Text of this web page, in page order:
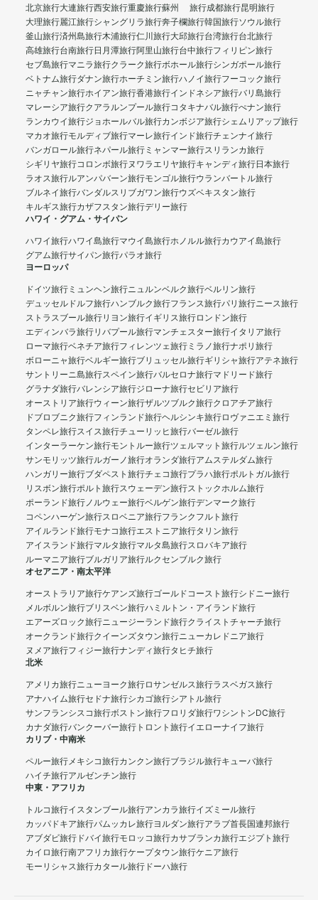
北京旅行大連旅行西安旅行重慶旅行蘇州 旅行成都旅行昆明旅行
大理旅行麗江旅行シャングリラ旅行奔子欄旅行韓国旅行ソウル旅行
釜山旅行済州島旅行木浦旅行仁川旅行大邱旅行台湾旅行台北旅行
高雄旅行台南旅行日月潭旅行阿里山旅行台中旅行フィリピン旅行
セブ島旅行マニラ旅行クラーク旅行ボホール旅行シンガポール旅行
ベトナム旅行ダナン旅行ホーチミン旅行ハノイ旅行フーコック旅行
ニャチャン旅行ホイアン旅行香港旅行インドネシア旅行バリ島旅行
マレーシア旅行クアラルンプール旅行コタキナバル旅行ぺナン旅行
ランカウイ旅行ジョホールバル旅行カンボジア旅行シェムリアップ旅行
マカオ旅行モルディブ旅行マーレ旅行インド旅行チェンナイ旅行
バンガロール旅行ネパール旅行 ミャンマー旅行スリランカ旅行
シギリヤ旅行コロンボ旅行ヌワラエリヤ旅行キャンディ旅行日本旅行
ラオス旅行ルアンパバーン旅行モンゴル旅行ウランバートル旅行
ブルネイ旅行バンダルスリブガワン旅行ウズベキスタン旅行
キルギス旅行カザフスタン旅行デリー旅行
ハワイ・グアム・サイパン
ハワイ旅行ハワイ島旅行マウイ島旅行ホノルル旅行カウアイ島旅行
グアム旅行サイパン旅行パラオ旅行
ヨーロッパ
ドイツ旅行 ミュンヘン旅行ニュルンベルク旅行ベルリン旅行
デュッセルドルフ旅行ハンブルク旅行フランス旅行パリ旅行ニース旅行
ストラスブール旅行リヨン旅行イギリス旅行ロンドン旅行
エディンバラ旅行リバプール旅行マンチェスター旅行イタリア旅行
ローマ旅行ベネチア旅行フィレンツェ旅行 ミラノ旅行ナポリ旅行
ボローニャ旅行ベルギー旅行ブリュッセル旅行ギリシャ旅行アテネ旅行
サントリーニ島旅行スペイン旅行バルセロナ旅行マドリード旅行
グラナダ旅行バレンシア旅行ジローナ旅行セビリア旅行
オーストリア旅行ウィーン旅行ザルツブルク旅行クロアチア旅行
ドブロブニク旅行フィンランド旅行ヘルシンキ旅行ロヴァニエミ旅行
タンペレ旅行スイス旅行チューリッヒ旅行バーゼル旅行
インターラーケン旅行モントルー旅行ツェルマット旅行ルツェルン旅行
サンモリッツ旅行ルガーノ旅行オランダ旅行アムステルダム旅行
ハンガリー旅行ブダペスト旅行チェコ旅行プラハ旅行ポルトガル旅行
リスボン旅行ポルト旅行スウェーデン旅行ストックホルム旅行
ポーランド旅行ノルウェー旅行ベルゲン旅行デンマーク旅行
コペンハーゲン旅行スロベニア旅行フランクフルト旅行
アイルランド旅行モナコ旅行エストニア旅行タリン旅行
アイスランド旅行マルタ旅行マルタ島旅行スロバキア旅行
ルーマニア旅行ブルガリア旅行ルクセンブルク旅行
オセアニア・南太平洋
オーストラリア旅行ケアンズ旅行ゴールドコースト旅行シドニー旅行
メルボルン旅行ブリスベン旅行ハミルトン・アイランド旅行
エアーズロック旅行ニュージーランド旅行クライストチャーチ旅行
オークランド旅行クイーンズタウン旅行ニューカレドニア旅行
ヌメア旅行フィジー旅行ナンディ旅行タヒチ旅行
北米
アメリカ旅行ニューヨーク旅行ロサンゼルス旅行ラスベガス旅行
アナハイム旅行セドナ旅行シカゴ旅行シアトル旅行
サンフランシスコ旅行ボストン旅行フロリダ旅行ワシントンDC旅行
カナダ旅行バンクーバー旅行 トロント旅行イエローナイフ旅行
カリブ・中南米
ペルー旅行メキシコ旅行カンクン旅行ブラジル旅行キューバ旅行
ハイチ旅行アルゼンチン旅行
中東・アフリカ
トルコ旅行イスタンブール旅行アンカラ旅行イズミール旅行
カッパドキア旅行パムッカレ旅行ヨルダン旅行アラブ首長国連邦旅行
アブダビ旅行 ドバイ旅行モロッコ旅行カサブランカ旅行エジプト旅行
カイロ旅行南アフリカ旅行ケープタウン旅行ケニア旅行
モーリシャス旅行カタール旅行 ドーハ旅行